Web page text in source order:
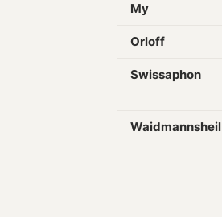
My
Orloff
Swissaphon
Waidmannsheil